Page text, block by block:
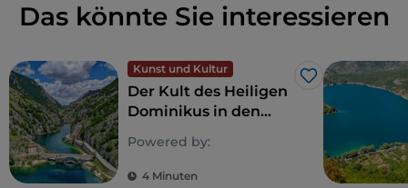
Das könnte Sie interessieren
Kunst und Kultur
Like
Der Kult des Heiligen
Dominikus in den
„Fanoglie“ von
Villalago
Powered by:
4 Minuten